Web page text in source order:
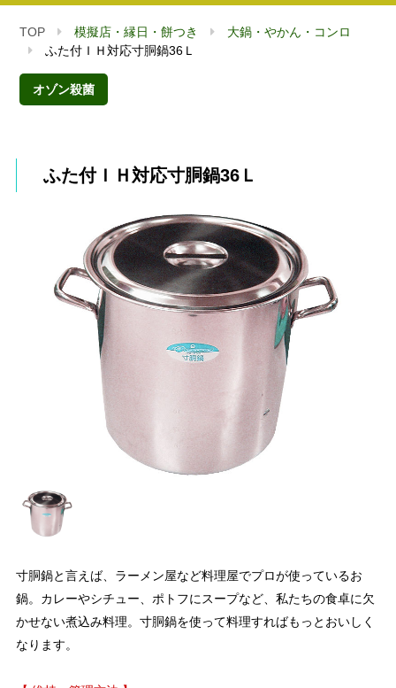
TOP 模擬店・縁日・餅つき
大鍋・やかん・コンロ
ふた付ＩＨ対応寸胴鍋36Ｌ
オゾン殺菌
ふた付ＩＨ対応寸胴鍋36Ｌ
寸胴鍋と言えば、ラーメン屋など料理屋でプロが使っているお
鍋。カレーやシチュー、ポトフにスープなど、私たちの食卓に欠
かせない煮込み料理。寸胴鍋を使って料理すればもっとおいしく
なります。